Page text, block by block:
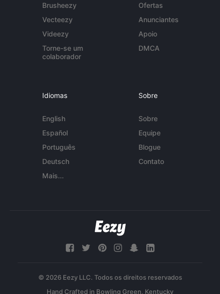
Brusheezy
Vecteezy
Videezy
Torne-se um
colaborador
Ofertas
Anunciantes
Apoio
DMCA
Idiomas
English
Español
Português
Deutsch
Mais...
Sobre
Sobre
Equipe
Blogue
Contato
© 2026 Eezy LLC. Todos os direitos reservados